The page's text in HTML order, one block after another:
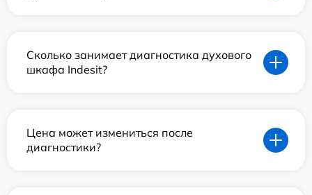
Сколько занимает диагностика духового
шкафа Indesit?
Цена может измениться после
диагностики?